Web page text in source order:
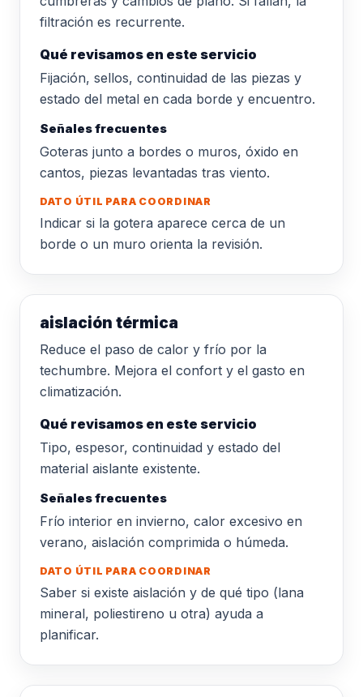
filtración es recurrente.
Qué revisamos en este servicio
Fijación, sellos, continuidad de las piezas y
estado del metal en cada borde y encuentro.
Señales frecuentes
Goteras junto a bordes o muros, óxido en
cantos, piezas levantadas tras viento.
DATO ÚTIL PARA COORDINAR
Indicar si la gotera aparece cerca de un
borde o un muro orienta la revisión.
aislación térmica
Reduce el paso de calor y frío por la
techumbre. Mejora el confort y el gasto en
climatización.
Qué revisamos en este servicio
Tipo, espesor, continuidad y estado del
material aislante existente.
Señales frecuentes
Frío interior en invierno, calor excesivo en
verano, aislación comprimida o húmeda.
DATO ÚTIL PARA COORDINAR
Saber si existe aislación y de qué tipo (lana
mineral, poliestireno u otra) ayuda a
planificar.